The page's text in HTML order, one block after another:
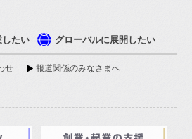
したい グローバルに展開したい
せ
報道関係のみなさまへ